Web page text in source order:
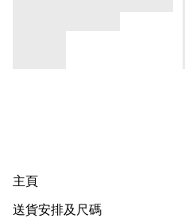
主頁
送貨安排及尺碼